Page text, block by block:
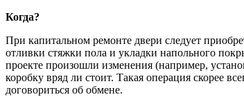
Когда?
При капитальном ремонте двери следует
отливки стяжки пола и укладки напольного
проекте произошли изменения (например,
коробку вряд ли стоит. Такая операция скорее
договориться об обмене.